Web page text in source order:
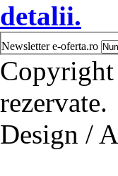
detalii.
Newsletter e-oferta.ro
rezervate.
Design /